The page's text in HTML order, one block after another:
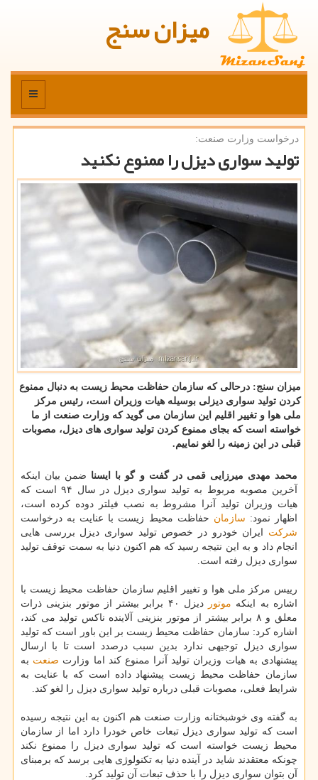
میزان سنج
منو
درخواست وزارت صنعت:
تولید سواری دیزل را ممنوع نكنید
میزان سنج: درحالی كه سازمان حفاظت محیط زیست به دنبال ممنوع
كردن تولید سواری دیزلی بوسیله هیات وزیران است، رئیس مركز
ملی هوا و تغییر اقلیم این سازمان می گوید كه وزارت صنعت از ما
خواسته است كه بجای ممنوع كردن تولید سواری های دیزل، مصوبات
قبلی در این زمینه را لغو نماییم.
محمد مهدی میرزایی قمی در گفت و گو با ایسنا ضمن بیان اینكه
آخرین مصوبه مربوط به تولید سواری دیزل در سال ۹۴ است كه
هیات وزیران تولید آنرا مشروط به نصب فیلتر دوده كرده است،
اظهار نمود: سازمان حفاظت محیط زیست با عنایت به درخواست
شركت ایران خودرو در خصوص تولید سواری دیزل بررسی هایی
انجام داد و به این نتیجه رسید كه هم اكنون دنیا به سمت توقف تولید
سواری دیزل رفته است.
رییس مركز ملی هوا و تغییر اقلیم سازمان حفاظت محیط زیست با
اشاره به اینكه موتور
دیزل ۴۰ برابر بیشتر از موتور بنزینی ذرات
معلق و ۸ برابر بیشتر از موتور بنزینی آلاینده ناكس تولید می كند،
اشاره كرد: سازمان حفاظت محیط زیست بر این باور است كه تولید
سواری دیزل توجیهی ندارد بدین سبب درصدد است تا با ارسال
پیشنهادی به هیات وزیران تولید آنرا ممنوع كند اما وزارت صنعت به
سازمان حفاظت محیط زیست پیشنهاد داده است كه با عنایت به
شرایط فعلی، مصوبات قبلی درباره تولید سواری دیزل را لغو كند.
به گفته وی خوشبختانه وزارت صنعت هم اكنون به این نتیجه رسیده
است كه تولید سواری دیزل تبعات خاص خودرا دارد اما از سازمان
محیط زیست خواسته است كه تولید سواری دیزل را ممنوع نكند
چونكه معتقدند شاید در آینده دنیا به تكنولوژی هایی برسد كه برمبنای
آن بتوان سواری دیزل را با حذف تبعات آن تولید كرد.